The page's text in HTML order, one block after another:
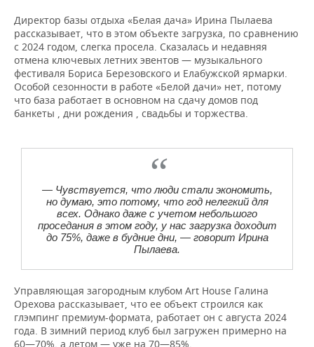
Директор базы отдыха «Белая дача» Ирина Пылаева
рассказывает, что в этом объекте загрузка, по сравнению
с 2024 годом, слегка просела. Сказалась и недавняя
отмена ключевых летних эвентов — музыкального
фестиваля Бориса Березовского и Елабужской ярмарки.
Особой сезонности в работе «Белой дачи» нет, потому
что база работает в основном на сдачу домов под
банкеты , дни рождения , свадьбы и торжества.
— Чувствуется, что люди стали экономить,
но думаю, это потому, что год нелегкий для
всех. Однако даже с учетом небольшого
проседания в этом году, у нас загрузка доходит
до 75%, даже в будние дни, — говорит Ирина
Пылаева.
Управляющая загородным клубом Art House Галина
Орехова рассказывает, что ее объект строился как
глэмпинг премиум-формата, работает он с августа 2024
года. В зимний период клуб был загружен примерно на
60—70%, а летом — уже на 70—85%.